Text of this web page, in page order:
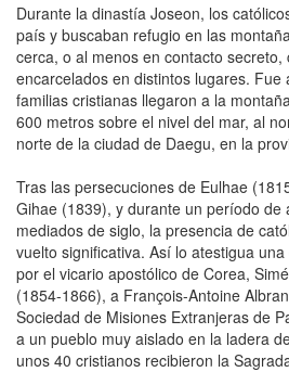
Durante la dinastía Joseon, los
país y buscaban refugio en las
cerca, o al menos en contacto secreto,
encarcelados en distintos lugares.
familias cristianas llegaron a la
600 metros sobre el nivel del mar, al
norte de la ciudad de Daegu, en la
Tras las persecuciones de Eulhae
Gihae (1839), y durante un período de
mediados de siglo, la presencia de
vuelto significativa. Así lo atestigua
por el vicario apostólico de Corea,
(1854-1866), a François-Antoine
Sociedad de Misiones Extranjeras de
a un pueblo muy aislado en la ladera
unos 40 cristianos recibieron la